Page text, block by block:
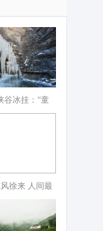
谷冰挂：“童
徐来 人间最